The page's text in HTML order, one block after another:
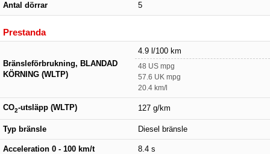
Antal dörrar 5
Prestanda
Bränsleförbrukning, BLANDAD
KÖRNING (WLTP)
4.9 l/100 km
48 US mpg
57.6 UK mpg
20.4 km/l
CO2-utsläpp (WLTP) 127 g/km
Typ bränsle Diesel bränsle
Acceleration 0 - 100 km/t 8.4 s